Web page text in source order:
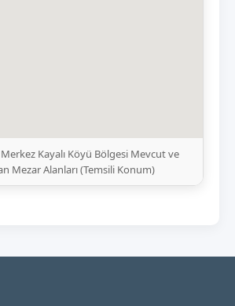
Merkez Kayalı Köyü Bölgesi Mevcut ve
Mezar Alanları (Temsili Konum)